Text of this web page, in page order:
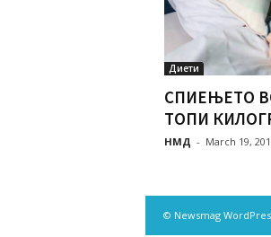
Диети
СПИЕЊЕТО
ТОПИ
НМД - March 19,
© Newsmag